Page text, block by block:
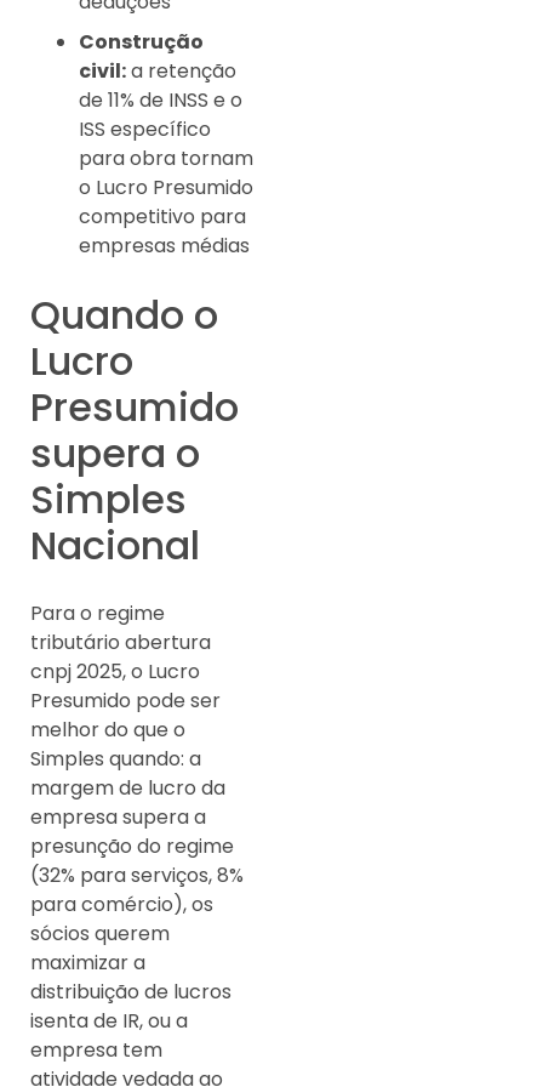
Construção
civil:a retenção
de 11% de INSS e o
ISS específico
para obra tornam
o Lucro Presumido
competitivo para
empresas médias
Quando o
Lucro
Presumido
supera o
Simples
Nacional
Para o regime
tributário abertura
cnpj 2025, o Lucro
Presumido pode ser
melhor do que o
Simples quando: a
margem de lucro da
empresa supera a
presunção do regime
(32% para serviços, 8%
para comércio), os
sócios querem
maximizar a
distribuição de lucros
isenta de IR, ou a
empresa tem
atividade vedada ao